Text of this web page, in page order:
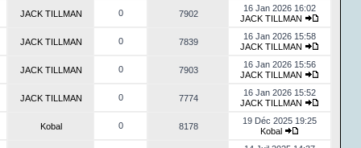
JACK TILLMAN 0 7902
16 Jan 2026 16:02
JACK TILLMAN
JACK TILLMAN 0 7839
16 Jan 2026 15:58
JACK TILLMAN
JACK TILLMAN 0 7903
16 Jan 2026 15:56
JACK TILLMAN
JACK TILLMAN 0 7774
16 Jan 2026 15:52
JACK TILLMAN
Kobal 0 8178
19 Déc 2025 19:25
Kobal